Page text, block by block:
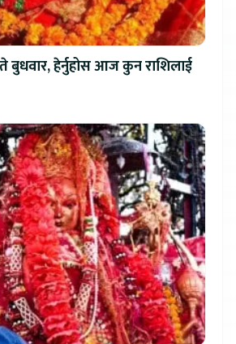
बुधवार, हेर्नुहोस आज कुन राशिलाई